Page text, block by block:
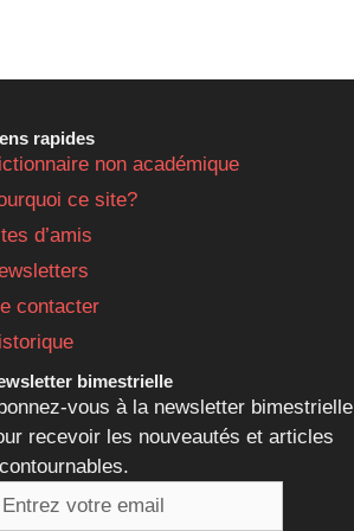
rapides
non académique
ce site?
d’amis
contacter
bimestrielle
vous à la newsletter bimestrielle
recevoir les nouveautés et articles